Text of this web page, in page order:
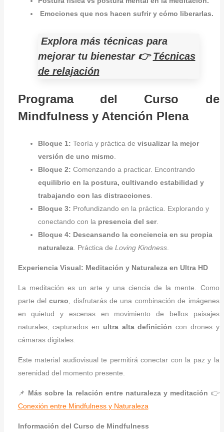
Emociones que nos hacen sufrir y cómo liberarlas.
Explora más técnicas para
mejorar tu bienestar👉Técnicas
de relajación
Programa del Curso de
Mindfulness y Atención Plena
Bloque 1: Teoría y práctica de visualizar la mejor
versión de uno mismo
Bloque 2: Comenzando a practicar. Encontrando
equilibrio en la postura, cultivando estabilidad y
trabajando con las distracciones
Bloque 3: Profundizando en la práctica. Explorando y
conectando con la presencia del ser.
Bloque 4: Descansando la conciencia en su propia
naturaleza. Práctica de Loving Kindness.
Experiencia Visual: Meditación y Naturaleza en Ultra HD
La meditación es un arte y una ciencia de la mente. Como
parte delcurso , disfrutarás de una combinación de imágenes
en quietud y escenas en movimiento de bellos paisajes
naturales, capturados en ultra alta definición con drones y
cámaras digitales.
Este material audiovisual te permitirá conectar con la paz y la
serenidad del momento presente.
📌 Más sobre la relación entre naturaleza y meditación 👉
Conexión entre Mindfulness y Naturaleza
Información del Curso de Mindfulness